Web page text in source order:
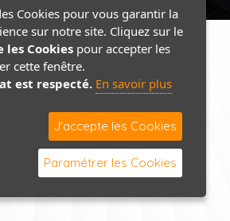
Cookies pour vous garantir la
sur notre site. Cliquez sur le
les Cookies pour accepter les
cette fenêtre.
est respecté. En savoir plus
J'accepte les Cookies
Paramétrer les Cookies